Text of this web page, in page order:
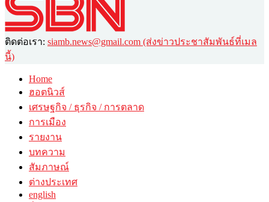
ติดต่อเรา: siamb.news@gmail.com (ส่งข่าวประชาสัมพันธ์ที่เมล
นี้)
Home
ฮอตนิวส์
เศรษฐกิจ / ธุรกิจ / การตลาด
การเมือง
รายงาน
บทความ
สัมภาษณ์
ต่างประเทศ
english